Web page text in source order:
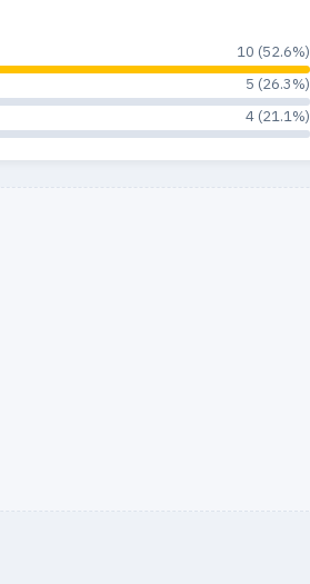
10 (52.6%)
5 (26.3%)
4 (21.1%)